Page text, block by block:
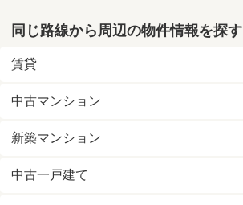
同じ路線から周辺の物件情報を探す
賃貸
中古マンション
新築マンション
中古一戸建て